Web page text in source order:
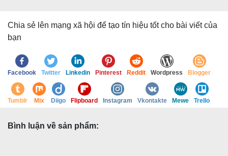
Chia sẻ lên mạng xã hội để tạo tín hiệu tốt cho bài viết của
bạn
Facebook Twitter Linkedin Pinterest Reddit Wordpress Blogger
Tumblr Mix Diigo Flipboard Instagram Vkontakte Mewe Trello
Bình luận về sản phẩm: